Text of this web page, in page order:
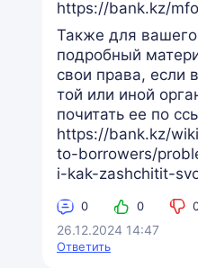
https://bank.kz/
Также для
подробный
свои права, если
той или иной
почитать ее по
https://bank.kz/
to-borrowers/
i-kak-zashchitit-
0 0
26.12.2024 14:47
Ответить